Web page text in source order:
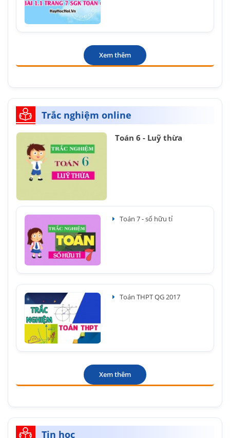
Xem thêm
Trắc nghiệm online
Toán 6 - Luỹ thừa
Toán 7 - số hữu tỉ
Toán THPT QG 2017
Xem thêm
Tin học